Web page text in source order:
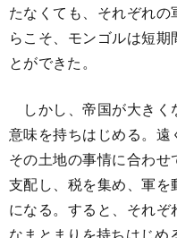
たなくても、それぞれ
らこそ、モンゴルは短
とができた。
しかし、帝国が大きく
意味を持ちはじめる。遠
その土地の事情に合わ
支配し、税を集め、軍を
になる。すると、それ